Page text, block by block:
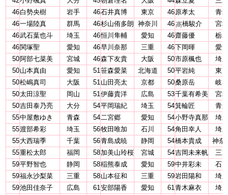
46白勢央樹 岩手 46石井真博 東京 46原孝太
青
46一場陸真 群馬 46杉山侑多朗 神奈川 46 橋駿介
宮
46武石葉也斗 埼玉 46恒川隼輔 愛知 46齋藤優
栃
46関塚聖 愛知 46早川奈那 三重 46下岡暉
愛
50阿部七菜美 宮城 46森下友貴 大阪 50市原楓也
埼
50山本真由 愛知 51笹森愛菜 北海道 50平岩純
東
50松嶋真司 大阪 51山田亮太 京都 50桑原岳
岐
50太田涼聖 岡山 51伊藤貴洋 広島 53千葉有希美
宮
50吉田泰乃亮 大分 54平岡瑞紀 埼玉 54箕輪匠
青
55中屋敷ゆき 青森 54二宮郷 愛知 54小野寺真那
埼
55渡部希彩 埼玉 56牧田唯加 石川 54角田幸人
埼
55大西瑞季 千葉 56青島成暁 静岡 54橋本貴成
神奈
55重松太郎 福岡 58加美山玲桜 宮城 54吉岡未来帆
三
59平野智也 静岡 58稲熊泰成 愛知 59中井彩未
石
59福永沙梨菜 三重 58山本征和 三重 59岩田陽和
埼
59池田佳奈子 広島 61安部陽香 愛知 61青木麻衣
埼